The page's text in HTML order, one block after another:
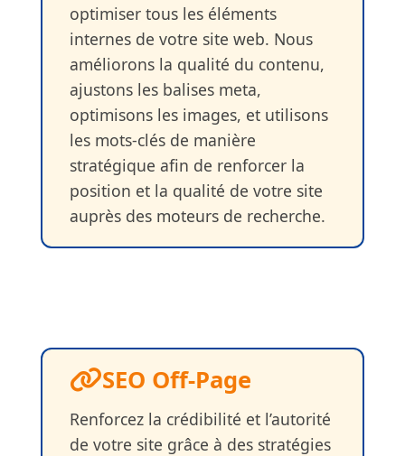
optimiser tous les éléments
internes de votre site web. Nous
améliorons la qualité du contenu,
ajustons les balises meta,
optimisons les images, et utilisons
les mots-clés de manière
stratégique afin de renforcer la
position et la qualité de votre site
auprès des moteurs de recherche.
SEO Off-Page
Renforcez la crédibilité et l’autorité
de votre site grâce à des stratégies